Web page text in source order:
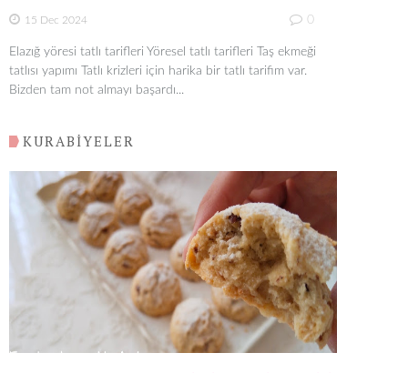
15 Dec 2024 0
Elazığ yöresi tatlı tarifleri Yöresel tatlı tarifleri Taş ekmeği
tatlısı yapımı Tatlı krizleri için harika bir tatlı tarifim var.
Bizden tam not almayı başardı...
KURABİYELER